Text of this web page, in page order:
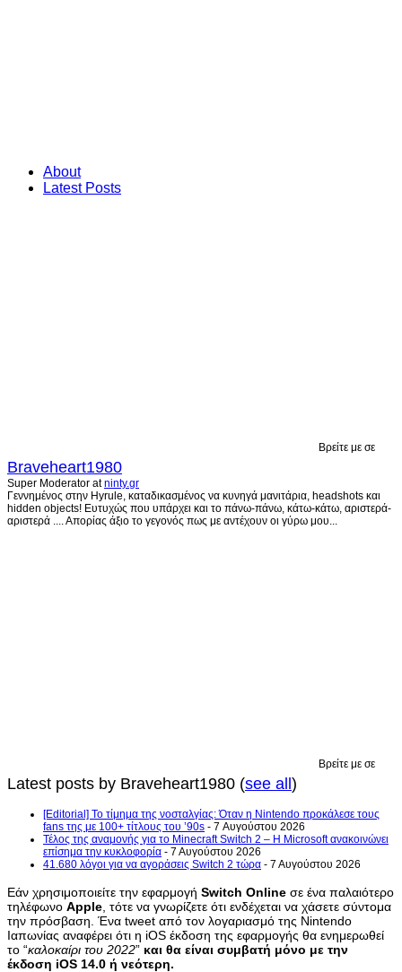
About
Latest Posts
Βρείτε με σε
Braveheart1980
Super Moderator atninty.gr
Γεννημένος στην Hyrule, καταδικασμένος να κυνηγά μανιτάρια, headshots και
hidden objects! Ευτυχώς που υπάρχει και το πάνω-πάνω, κάτω-κάτω, αριστερά-
αριστερά .... Απορίας άξιο το γεγονός πως με αντέχουν οι γύρω μου...
Βρείτε με σε
Latest posts by Braveheart1980 (see all)
[Editorial] Το τίμημα της νοσταλγίας: Όταν η Nintendo προκάλεσε τους
fans της με 100+ τίτλους του ’90s - 7 Αυγούστου 2026
Τέλος της αναμονής για το Minecraft Switch 2 – Η Microsoft ανακοινώνει
επίσημα την κυκλοφορία - 7 Αυγούστου 2026
41.680 λόγοι για να αγοράσεις Switch 2 τώρα - 7 Αυγούστου 2026
Εάν χρησιμοποιείτε την εφαρμογή Switch Online σε ένα παλαιότερο
τηλέφωνο Apple , τότε να γνωρίζετε ότι ενδέχεται να χάσετε σύντομα
την πρόσβαση. Ένα tweet από τον λογαριασμό της Nintendo
Ιαπωνίας αναφέρει ότι η iOS έκδοση της εφαρμογής θα ενημερωθεί
το “καλοκαίρι του 2022” και θα είναι συμβατή μόνο με την
έκδοση iOS 14.0 ή νεότερη.